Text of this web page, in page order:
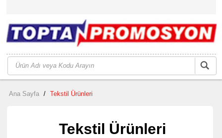
Ana Sayfa / Tekstil Ürünleri
Tekstil Ürünleri